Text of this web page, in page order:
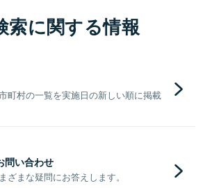
索に関する情報
町村の一覧を実施日の新しい順に掲載
問い合わせ
ざまな疑問にお答えします。